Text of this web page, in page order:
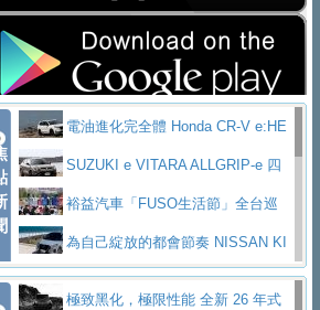
電油進化完全體 Honda CR-V e:HE
V PrestigeSUZUKI e VITARA ALLGRIP-e 四
驅精神的純電新詮釋
裕益汽車「FUSO生活節」全台巡
迴 結合生活體驗、交通安全與購車優惠
為自己綻放的都會節奏 NISSAN KI
CKS SAKURA為品味獨具層峰買家打造的頂級座
極致黑化，極限性能 全新 26 年式